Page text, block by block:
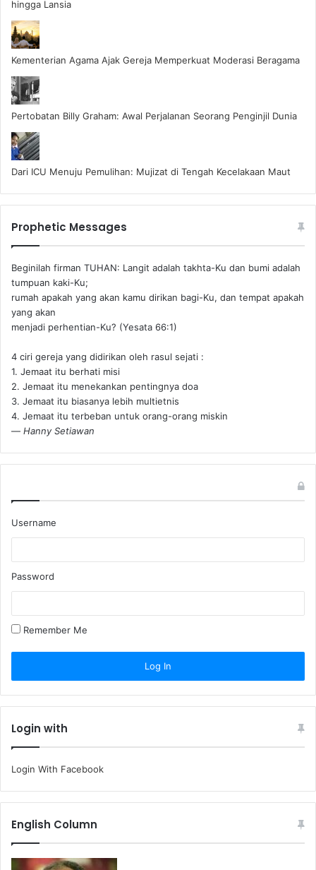
hingga Lansia
Kementerian Agama Ajak Gereja Memperkuat Moderasi Beragama
Pertobatan Billy Graham: Awal Perjalanan Seorang Penginjil Dunia
Dari ICU Menuju Pemulihan: Mujizat di Tengah Kecelakaan Maut
Prophetic Messages
Beginilah firman TUHAN: Langit adalah takhta-Ku dan bumi adalah
tumpuan kaki-Ku;
rumah apakah yang akan kamu dirikan bagi-Ku, dan tempat apakah
yang akan
menjadi perhentian-Ku? (Yesata 66:1) ‪
4 ciri gereja yang didirikan oleh rasul sejati :
1. Jemaat itu berhati misi
2. Jemaat itu menekankan pentingnya doa
3. Jemaat itu biasanya lebih multietnis
4. Jemaat itu terbeban untuk orang-orang miskin
— Hanny Setiawan
Username
Password
Remember Me
Login with
Login With Facebook
English Column